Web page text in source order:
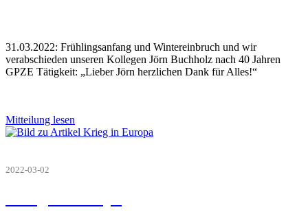
31.03.2022: Frühlingsanfang und Wintereinbruch und wir
verabschieden unseren Kollegen Jörn Buchholz nach 40 Jahren
GPZE Tätigkeit: „Lieber Jörn herzlichen Dank für Alles!“
Mitteilung lesen
2022-03-02